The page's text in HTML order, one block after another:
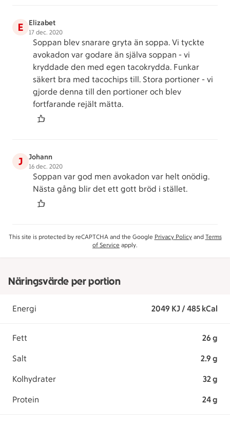
E Elizabet
17 dec. 2020
Soppan blev snarare gryta än soppa. Vi tyckte
avokadon var godare än själva soppan - vi
kryddade den med egen tacokrydda. Funkar
säkert bra med tacochips till. Stora portioner - vi
gjorde denna till den portioner och blev
fortfarande rejält mätta.
J Johann
16 dec. 2020
Soppan var god men avokadon var helt onödig.
Nästa gång blir det ett gott bröd i stället.
This site is protected by reCAPTCHA and the Google Privacy Policyand Terms
of Service apply.
Näringsvärde per portion
Energi 2049 KJ / 485 kCal
Fett 26 g
Salt 2.9 g
Kolhydrater 32 g
Protein 24 g